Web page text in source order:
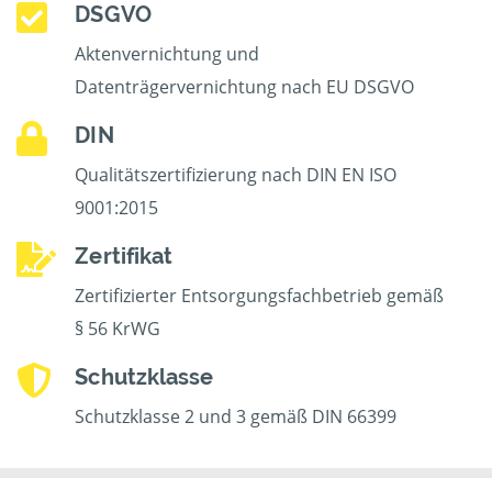
DSGVO
Aktenvernichtung und
Datenträgervernichtung nach EU DSGVO
DIN
Qualitätszertifizierung nach DIN EN ISO
9001:2015
Zertifikat
Zertifizierter Entsorgungsfachbetrieb gemäß
§ 56 KrWG
Schutzklasse
Schutzklasse 2 und 3 gemäß DIN 66399